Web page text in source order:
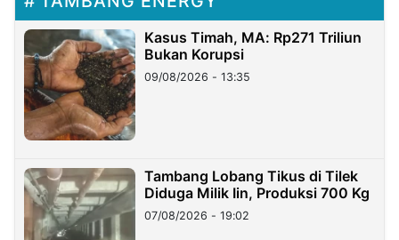
Kasus Timah, MA: Rp271 Triliun
Bukan Korupsi
09/08/2026 - 13:35
Tambang Lobang Tikus di Tilek
Diduga Milik Iin, Produksi 700 Kg
07/08/2026 - 19:02